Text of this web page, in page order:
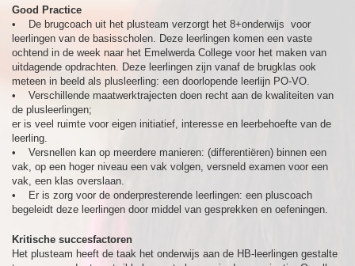
Good Practice
• De brugcoach uit het plusteam verzorgt het 8+onderwijs voor
leerlingen van de basisscholen. Deze leerlingen komen een vaste
ochtend in de week naar het Emelwerda College voor het maken van
uitdagende opdrachten. Deze leerlingen zijn vanaf de brugklas ook
meteen in beeld als plusleerling: een doorlopende leerlijn PO-VO.
• Verschillende maatwerktrajecten doen recht aan de kwaliteiten van
de plusleerlingen;
er is veel ruimte voor eigen initiatief, interesse en leerbehoefte van de
leerling.
• Versnellen kan op meerdere manieren: (differentiëren) binnen een
vak, op een hoger niveau een vak volgen, versneld examen voor een
vak, een klas overslaan.
• Er is zorg voor de onderpresterende leerlingen: een pluscoach
begeleidt deze leerlingen door middel van gesprekken en oefeningen.
Kritische succesfactoren
Het plusteam heeft de taak het onderwijs aan de HB-leerlingen gestalte